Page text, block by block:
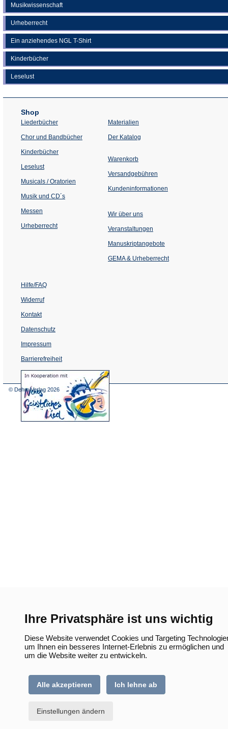
Ihre Privatsphäre ist uns wichtig
Diese Website verwendet Cookies und Targeting
um Ihnen ein besseres Internet-Erlebnis zu ermöglichen und
um die Website weiter zu entwickeln.
Alle akzeptieren Ich lehne ab
Einstellungen ändern
Musikwissenschaft
Urheberrecht
Ein anziehendes NGL T-Shirt
Kinderbücher
Leselust
Shop
Liederbücher
Chor und Bandbücher
Kinderbücher
Leselust
Musicals / Oratorien
Musik und CD´s
Messen
Urheberrecht
Materialien
Der Katalog
Warenkorb
Versandgebühren
Kundeninformationen
Wir über uns
Veranstaltungen
einem
Tab)
Manuskriptangebote
GEMA & Urheberrecht
Hilfe/FAQ
Widerruf
Kontakt
Datenschutz
Impressum
Barrierefreiheit
(Öffnet
in
© Dehm Verlag 2026